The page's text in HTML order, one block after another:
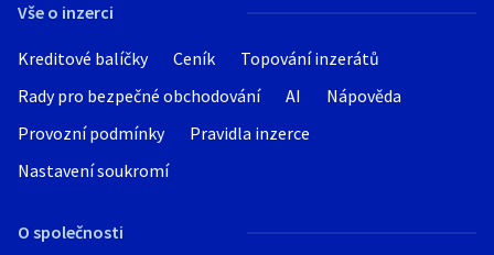
Vše o inzerci
Kreditové balíčky Ceník
Topování inzerátů
Rady pro bezpečné obchodování
AI
Nápověda
Provozní podmínky
Pravidla inzerce
Nastavení soukromí
O společnosti